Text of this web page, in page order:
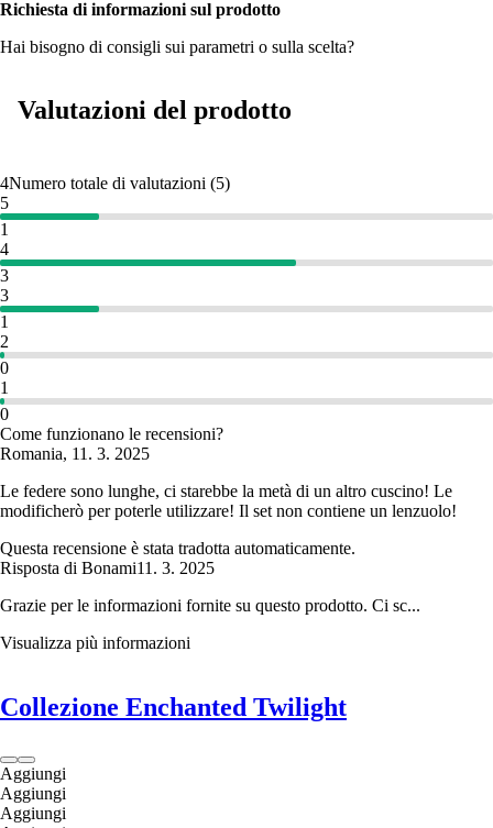
Richiesta di informazioni sul prodotto
Hai bisogno di consigli sui parametri o sulla scelta?
Valutazioni del prodotto
4Numero totale di valutazioni (5)
5
1
4
3
3
1
2
0
1
0
Come funzionano le recensioni?
Romania, 11. 3. 2025
Le federe sono lunghe, ci starebbe la metà di un altro cuscino! Le
modificherò per poterle utilizzare! Il set non contiene un lenzuolo!
Questa recensione è stata tradotta automaticamente.
Risposta di Bonami11. 3. 2025
Grazie per le informazioni fornite su questo prodotto. Ci sc...
Visualizza più informazioni
Collezione Enchanted Twilight
Aggiungi
Aggiungi
Aggiungi